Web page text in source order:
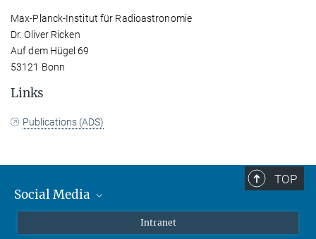
Max-Planck-Institut für Radioastronomie
Dr. Oliver Ricken
Auf dem Hügel 69
53121 Bonn
Links
Publications (ADS)
TOP
Social Media
Intranet